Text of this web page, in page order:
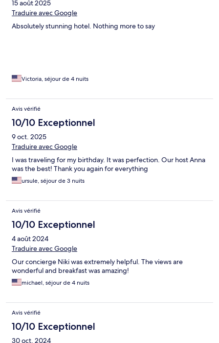
15 août 2025
Traduire avec Google
Absolutely stunning hotel. Nothing more to say
Victoria, séjour de 4 nuits
Avis vérifié
10/10 Exceptionnel
9 oct. 2025
Traduire avec Google
I was traveling for my birthday. It was perfection. Our host Anna
was the best! Thank you again for everything
ursule, séjour de 3 nuits
Avis vérifié
10/10 Exceptionnel
4 août 2024
Traduire avec Google
Our concierge Niki was extremely helpful. The views are
wonderful and breakfast was amazing!
michael, séjour de 4 nuits
Avis vérifié
10/10 Exceptionnel
30 oct. 2024